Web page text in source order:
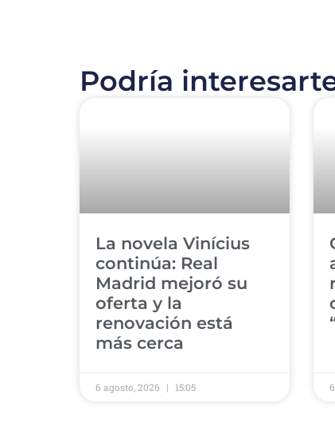
Podría
​La novela Vinícius
continúa: Real
Madrid mejoró su
oferta y la
renovación está
más cerca
6 agosto, 2026 15:05